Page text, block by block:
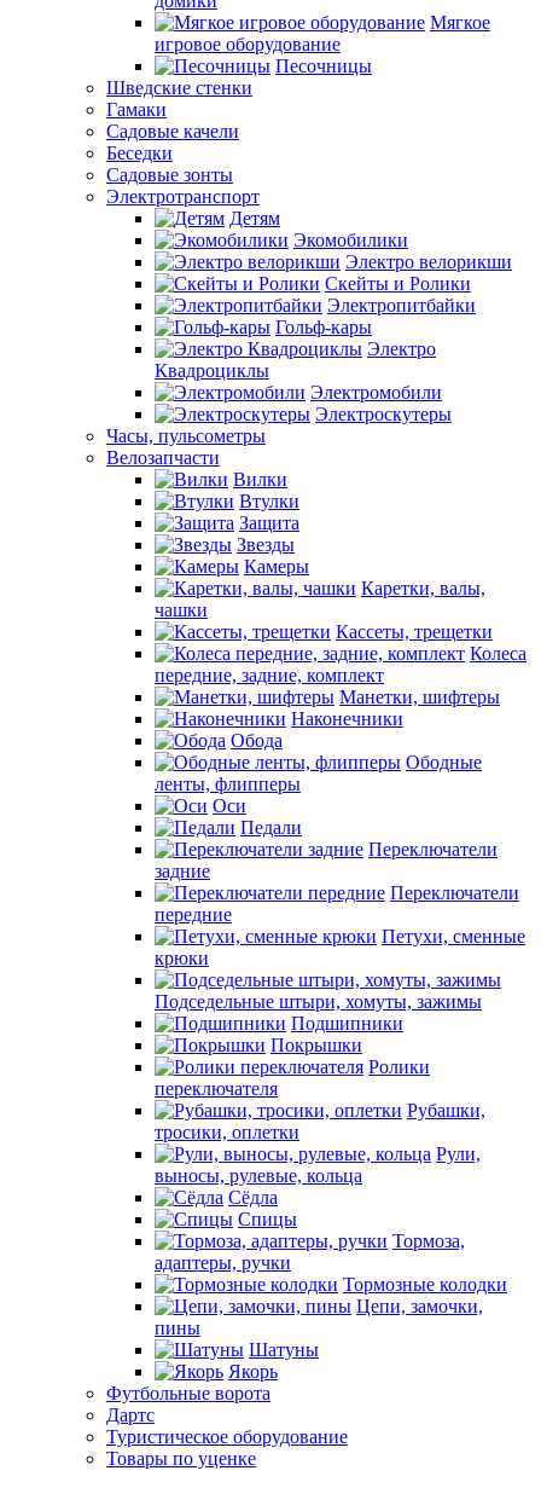
Мягкое
игровое оборудование
Песочницы
Шведские стенки
Гамаки
Садовые качели
Беседки
Садовые зонты
Электротранспорт
Детям
Экомобилики
Электро велорикши
Скейты и Ролики
Электропитбайки
Гольф-кары
Электро
Квадроциклы
Электромобили
Электроскутеры
Часы, пульсометры
Велозапчасти
Вилки
Втулки
Защита
Звезды
Камеры
Каретки, валы,
чашки
Кассеты, трещетки
Колеса
передние, задние, комплект
Манетки, шифтеры
Наконечники
Обода
Ободные
ленты, флипперы
Оси
Педали
Переключатели
задние
Переключатели
передние
Петухи, сменные
крюки
Подседельные штыри, хомуты, зажимы
Подшипники
Покрышки
Ролики
переключателя
Рубашки,
тросики, оплетки
Рули,
выносы, рулевые, кольца
Сёдла
Спицы
Тормоза,
адаптеры, ручки
Тормозные колодки
Цепи, замочки,
пины
Шатуны
Якорь
Футбольные ворота
Дартс
Туристическое оборудование
Товары по уценке